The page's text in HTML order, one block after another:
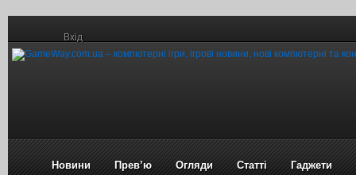
Вхід
Новини Прев’ю Огляди Статті Гаджети